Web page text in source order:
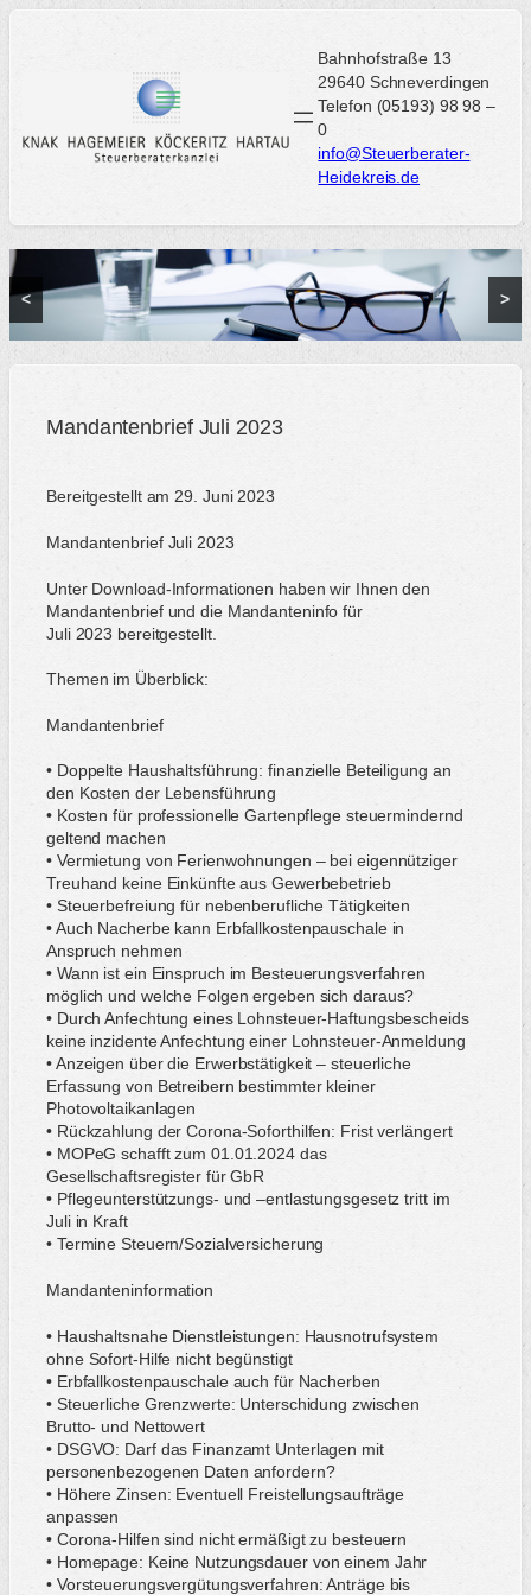
Zum
Bahnhofstraße 13
29640 Schneverdingen
Telefon (05193) 98 98 –
0
info@Steuerberater-
Heidekreis.de
< >
Mandantenbrief Juli 2023
Bereitgestellt am 29. Juni 2023
Mandantenbrief Juli 2023
Unter Download-Informationen haben wir Ihnen den
Mandantenbrief und die Mandanteninfo für
Juli 2023 bereitgestellt.
Themen im Überblick:
Mandantenbrief
• Doppelte Haushaltsführung: finanzielle Beteiligung an
den Kosten der Lebensführung
• Kosten für professionelle Gartenpflege steuermindernd
geltend machen
• Vermietung von Ferienwohnungen – bei eigennütziger
Treuhand keine Einkünfte aus Gewerbebetrieb
• Steuerbefreiung für nebenberufliche Tätigkeiten
• Auch Nacherbe kann Erbfallkostenpauschale in
Anspruch nehmen
• Wann ist ein Einspruch im Besteuerungsverfahren
möglich und welche Folgen ergeben sich daraus?
• Durch Anfechtung eines Lohnsteuer-Haftungsbescheids
keine inzidente Anfechtung einer Lohnsteuer-Anmeldung
• Anzeigen über die Erwerbstätigkeit – steuerliche
Erfassung von Betreibern bestimmter kleiner
Photovoltaikanlagen
• Rückzahlung der Corona-Soforthilfen: Frist verlängert
• MOPeG schafft zum 01.01.2024 das
Gesellschaftsregister für GbR
• Pflegeunterstützungs- und –entlastungsgesetz tritt im
Juli in Kraft
• Termine Steuern/Sozialversicherung
Mandanteninformation
• Haushaltsnahe Dienstleistungen: Hausnotrufsystem
ohne Sofort-Hilfe nicht begünstigt
• Erbfallkostenpauschale auch für Nacherben
• Steuerliche Grenzwerte: Unterschidung zwischen
Brutto- und Nettowert
• DSGVO: Darf das Finanzamt Unterlagen mit
personenbezogenen Daten anfordern?
• Höhere Zinsen: Eventuell Freistellungsaufträge
anpassen
• Corona-Hilfen sind nicht ermäßigt zu besteuern
• Homepage: Keine Nutzungsdauer von einem Jahr
• Vorsteuerungsvergütungsverfahren: Anträge bis